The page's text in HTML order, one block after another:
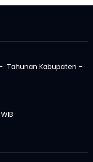
Tahunan Kabupaten –